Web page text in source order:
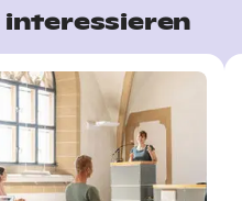
interessieren